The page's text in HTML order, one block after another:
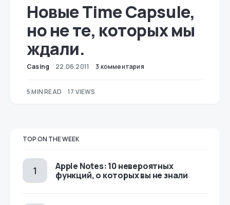
Новые Time Capsule,
но не те, которых мы
ждали.
Casing 22.06.2011 3 комментария
5 MIN READ 17 VIEWS
TOP ON THE WEEK
Apple Notes: 10 невероятных
функций, о которых вы не знали